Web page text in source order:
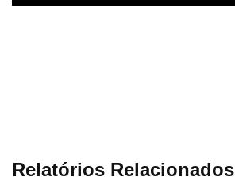
Relatórios Relacionados